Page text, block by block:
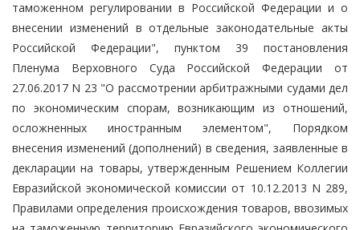
таможенном регулировании в Российской Федерации и о
внесении изменений в отдельные законодательные акты
Российской Федерации", пунктом 39 постановления
Пленума Верховного Суда Российской Федерации от
27.06.2017 N 23 "О рассмотрении арбитражными судами дел
по экономическим спорам, возникающим из отношений,
осложненных иностранным элементом", Порядком
внесения изменений (дополнений) в сведения, заявленные в
декларации на товары, утвержденным Решением Коллегии
Евразийской экономической комиссии от 10.12.2013 N 289,
Правилами определения происхождения товаров, ввозимых